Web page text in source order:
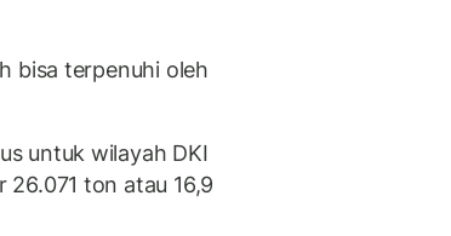
bisa terpenuhi oleh
untuk wilayah DKI
26.071 ton atau 16,9